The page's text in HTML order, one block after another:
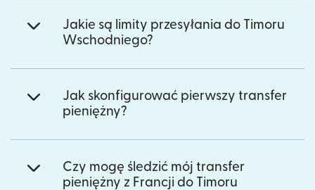
Jakie są limity przesyłania do Timoru
Wschodniego?
Jak skonfigurować pierwszy transfer
pieniężny?
Czy mogę śledzić mój transfer
pieniężny z Francji do Timoru